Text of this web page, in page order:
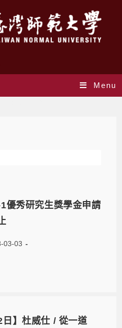
Menu
優秀研究生獎學金申請
03-03
日】杜威仕 / 從一道